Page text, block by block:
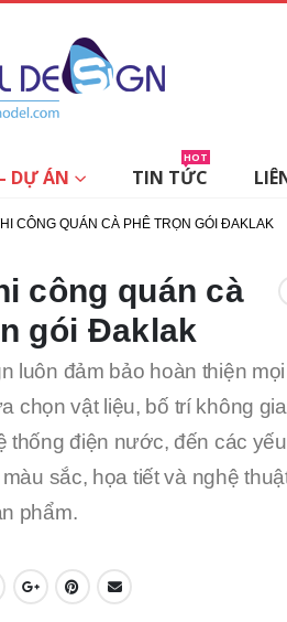
DỰ ÁN TIN TỨC
HOT
CÔNG QUÁN CÀ PHÊ TRỌN GÓI ĐAKLAK
công quán cà
gói Đaklak
luôn đảm bảo hoàn thiện
chọn vật liệu, bố trí không
thống điện nước, đến các
sắc, họa tiết và nghệ
phẩm.